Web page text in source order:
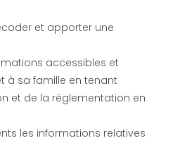
et apporter une
accessibles et
à sa famille en tenant
et de la réglementation en
les informations relatives